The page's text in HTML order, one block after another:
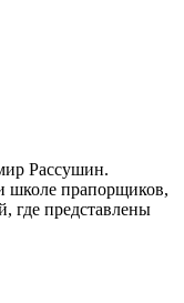
Рассушин.
школе прапорщиков,
где представлены